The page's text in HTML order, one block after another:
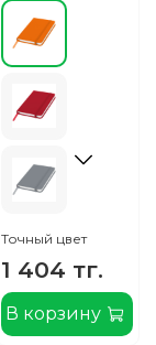
Точный цвет
1 404 тг.
В корзину